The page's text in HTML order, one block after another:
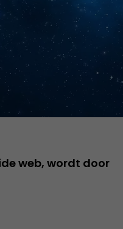
web, wordt door